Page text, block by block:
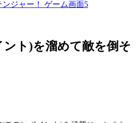
ト)を溜めて敵を倒そ